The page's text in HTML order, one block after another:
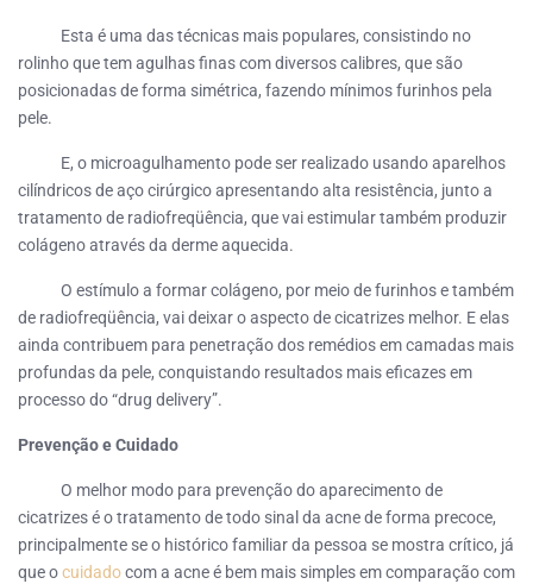
Esta é uma das técnicas mais populares, consistindo no
rolinho que tem agulhas finas com diversos calibres, que são
posicionadas de forma simétrica, fazendo mínimos furinhos pela
pele.
E, o microagulhamento pode ser realizado usando aparelhos
cilíndricos de aço cirúrgico apresentando alta resistência, junto a
tratamento de radiofreqüência, que vai estimular também produzir
colágeno através da derme aquecida.
O estímulo a formar colágeno, por meio de furinhos e também
de radiofreqüência, vai deixar o aspecto de cicatrizes melhor. E elas
ainda contribuem para penetração dos remédios em camadas mais
profundas da pele, conquistando resultados mais eficazes em
processo do “drug delivery”.
Prevenção e Cuidado
O melhor modo para prevenção do aparecimento de
cicatrizes é o tratamento de todo sinal da acne de forma precoce,
principalmente se o histórico familiar da pessoa se mostra crítico, já
que ocuidadocom a acne é bem mais simples em comparação com